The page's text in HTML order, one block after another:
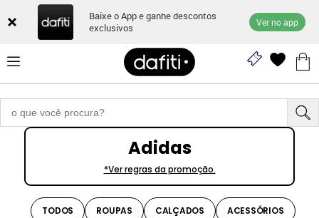
Baixe o App e ganhe descontos
exclusivos
Ver no app
Adidas
*Ver regras da promoção.
TODOS ROUPAS CALÇADOS ACESSÓRIOS